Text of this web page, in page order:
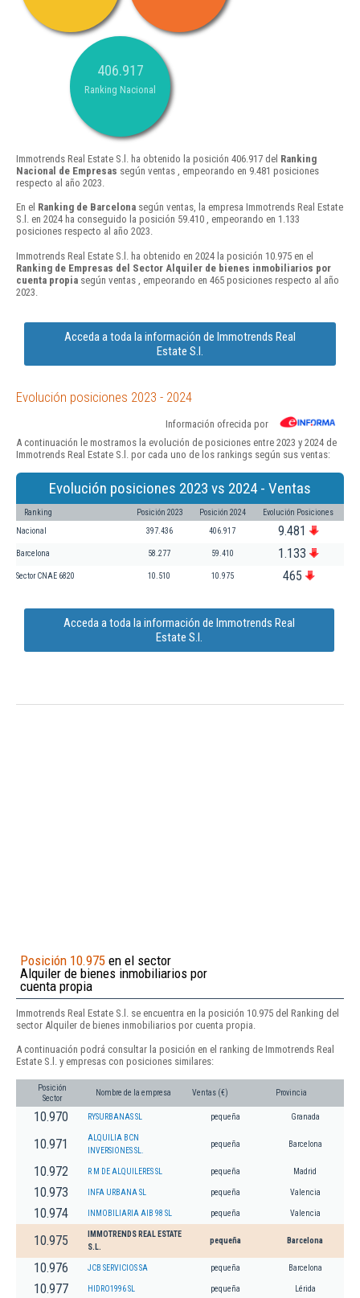
406.917
Ranking Nacional
Immotrends Real Estate S.l. ha obtenido la posición 406.917 del Ranking
Nacional de Empresas según ventas , empeorando en 9.481 posiciones
respecto al año 2023.
En el Ranking de Barcelona según ventas, la empresa Immotrends Real Estate
S.l. en 2024 ha conseguido la posición 59.410 , empeorando en 1.133
posiciones respecto al año 2023.
Immotrends Real Estate S.l. ha obtenido en 2024 la posición 10.975 en el
Ranking de Empresas del Sector Alquiler de bienes inmobiliarios por
cuenta propia según ventas , empeorando en 465 posiciones respecto al año
2023.
Acceda a toda la información de Immotrends Real
Estate S.l.
Evolución posiciones 2023 - 2024
Información ofrecida por
A continuación le mostramos la evolución de posiciones entre 2023 y 2024 de
Immotrends Real Estate S.l. por cada uno de los rankings según sus ventas:
Evolución posiciones 2023 vs 2024 - Ventas
Ranking Posición 2023 Posición 2024 Evolución Posiciones
Nacional 397.436 406.917 9.481
Barcelona 58.277 59.410 1.133
Sector CNAE 6820 10.510 10.975 465
Acceda a toda la información de Immotrends Real
Estate S.l.
Posición 10.975 en el sector
Alquiler de bienes inmobiliarios por
cuenta propia
Immotrends Real Estate S.l. se encuentra en la posición 10.975 del Ranking del
sector Alquiler de bienes inmobiliarios por cuenta propia.
A continuación podrá consultar la posición en el ranking de Immotrends Real
Estate S.l. y empresas con posiciones similares:
Posición
Sector
Nombre de la empresa Ventas (€) Provincia
10.970 RYSURBANAS SL pequeña Granada
10.971
ALQUILIA BCN
INVERSIONES SL.
pequeña Barcelona
10.972 R M DE ALQUILERES SL pequeña Madrid
10.973 INFA URBANA SL pequeña Valencia
10.974 INMOBILIARIA AIB 98 SL pequeña Valencia
10.975
IMMOTRENDS REAL ESTATE
S.L.
pequeña Barcelona
10.976 JCB SERVICIOS SA pequeña Barcelona
10.977 HIDRO1996 SL pequeña Lérida